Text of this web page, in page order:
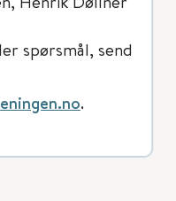
spørsmål, send
.